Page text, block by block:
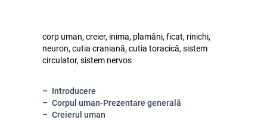
corp uman, creier, inima, plamâni, ficat, rinichi,
neuron, cutia craniană, cutia toracică, sistem
circulator, sistem nervos
Introducere
Corpul uman-Prezentare generală
Creierul uman